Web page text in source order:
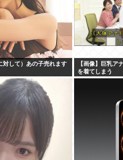
対して）あの子売れます
【画像】巨乳ア
を着てしまう